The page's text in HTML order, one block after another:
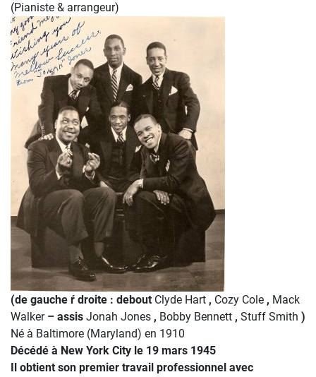
(Pianiste & arrangeur)
(de gauche ŕ droite : debout Clyde Hart , Cozy Cole , Mack
Walker– assis Jonah Jones , Bobby Bennett , Stuff Smith )
Né à Baltimore (Maryland) en 1910
Décédé à New York City le 19 mars 1945
Il obtient son premier travail professionnel avec